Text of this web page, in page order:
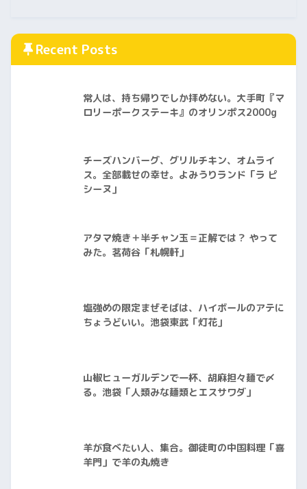
Recent Posts
常人は、持ち帰りでしか拝めない。大手町『マ
ロリーポークステーキ』のオリンポス2000g
チーズハンバーグ、グリルチキン、オムライ
ス。全部載せの幸せ。よみうりランド「ラ ピ
シーヌ」
アタマ焼き＋半チャン玉＝正解では？ やって
みた。茗荷谷「札幌軒」
塩強めの限定まぜそばは、ハイボールのアテに
ちょうどいい。池袋東武「灯花」
山椒ヒューガルデンで一杯、胡麻担々麺で〆
る。池袋「人類みな麺類とエスサワダ」
羊が食べたい人、集合。御徒町の中国料理「喜
羊門」で羊の丸焼き